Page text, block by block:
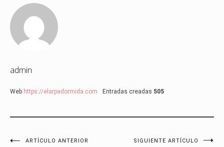
admin
Web https://elarpadormida.com Entradas creadas 505
ARTÍCULO ANTERIOR SIGUIENTE ARTÍCULO